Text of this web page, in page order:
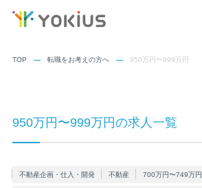
TOP 転職をお考えの方へ 950万円〜999万円
950万円〜999万円の求人一覧
不動産企画・仕入・開発 不動産 700万円〜749万円